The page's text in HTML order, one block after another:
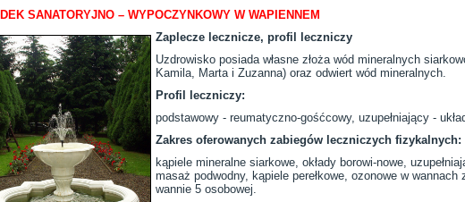
SANATORYJNO – WYPOCZYNKOWY W WAPIENNEM
Zaplecze lecznicze, profil leczniczy
Uzdrowisko posiada własne złoża wód mineralnych
Kamila, Marta i Zuzanna) oraz odwiert wód mineralnych.
Profil leczniczy:
podstawowy - reumatyczno-gośćcowy, uzupełniający -
Zakres oferowanych zabiegów leczniczych fizykalnych:
kąpiele mineralne siarkowe, okłady borowi-nowe,
masaż podwodny, kąpiele perełkowe, ozonowe w wannach
wannie 5 osobowej.